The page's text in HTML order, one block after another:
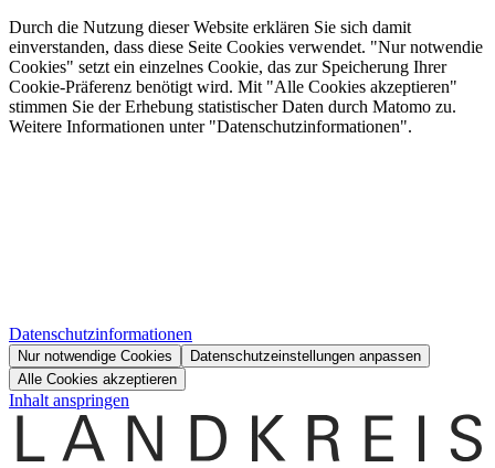
Durch die Nutzung dieser Website erklären Sie sich damit
einverstanden, dass diese Seite Cookies verwendet. "Nur notwendie
Cookies" setzt ein einzelnes Cookie, das zur Speicherung Ihrer
Cookie-Präferenz benötigt wird. Mit "Alle Cookies akzeptieren"
stimmen Sie der Erhebung statistischer Daten durch Matomo zu.
Weitere Informationen unter "Datenschutzinformationen".
Datenschutzinformationen
Nur notwendige Cookies
Datenschutzeinstellungen anpassen
Alle Cookies akzeptieren
Inhalt anspringen